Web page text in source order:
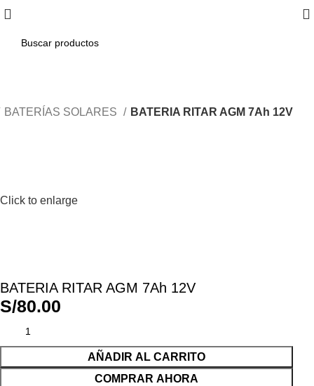
BATERÍAS SOLARES BATERIA RITAR AGM 7Ah 12V
Click to enlarge
BATERIA RITAR AGM 7Ah 12V
S/80.00
AÑADIR AL CARRITO
COMPRAR AHORA